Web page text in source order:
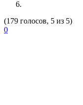
(179 голосов, 5 из 5)
0